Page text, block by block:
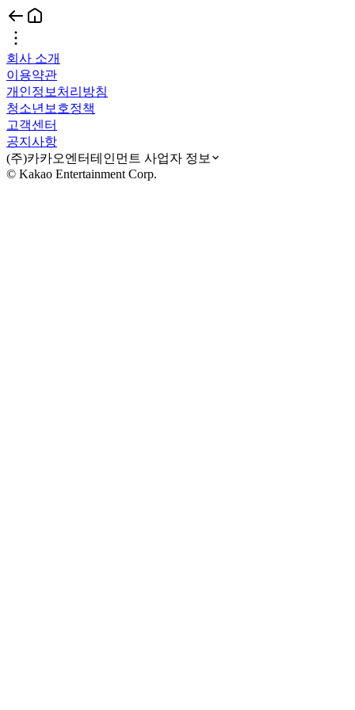
회사 소개
이용약관
개인정보처리방침
청소년보호정책
고객센터
공지사항
(주)카카오엔터테인먼트 사업자 정보
© Kakao Entertainment Corp.